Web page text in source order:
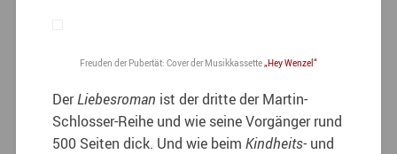
Freuden der Pubertät: Cover der Musikkassette„Hey Wenzel“
DerLiebesroman ist der dritte der Martin-
Schlosser-Reihe und wie seine Vorgänger rund
500 Seiten dick. Und wie beimKindheits-und